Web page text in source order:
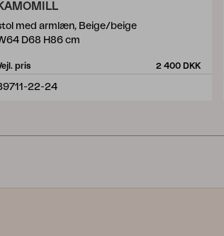
med armlæn, Beige/beige
D68 H86 cm
pris 2 400 DKK
22-24